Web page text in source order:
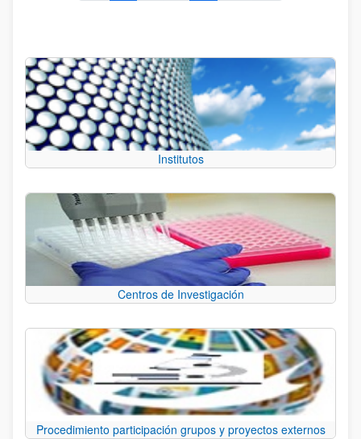
Institutos
Centros de Investigación
Procedimiento participación grupos y proyectos externos